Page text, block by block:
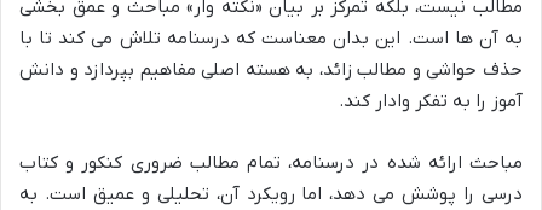
مطالب نیست، بلکه تمرکز بر بیان «نکته وار» مباحث و عمق بخشی
به آن ها است. این بدان معناست که درسنامه تلاش می کند تا با
حذف حواشی و مطالب زائد، به هسته اصلی مفاهیم بپردازد و دانش
آموز را به تفکر وادار کند.
مباحث ارائه شده در درسنامه، تمام مطالب ضروری کنکور و کتاب
درسی را پوشش می دهد، اما رویکرد آن، تحلیلی و عمیق است. به